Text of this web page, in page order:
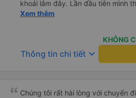
khoái lắm đây. Lần đầu tiên mình
bàn chải đánh răng. Có 2 ông bà
Xem thêm
KHÔNG
Thông tin chi tiết keyboard_arrow_down
Chúng tôi rất hài lòng với chuyến